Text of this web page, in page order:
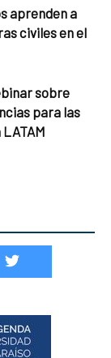
aprenden a
civiles en el
sobre
para las